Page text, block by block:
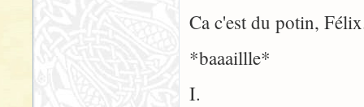
Ca c'est du potin,
*baaaillle*
I.